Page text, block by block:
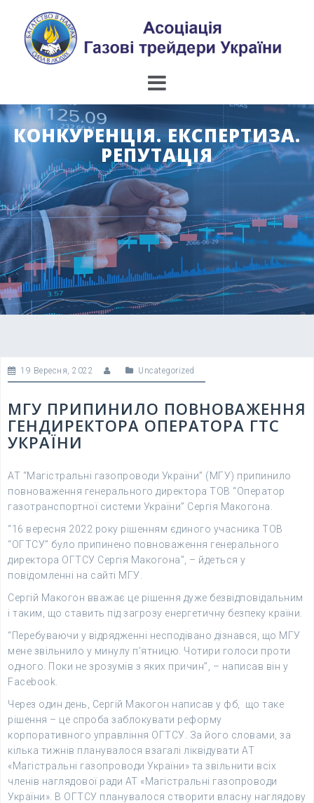
content
КОНКУРЕНЦІЯ. ЕКСПЕРТИЗА.
РЕПУТАЦІЯ
19 Вересня, 2022 Uncategorized
МГУ ПРИПИНИЛО ПОВНОВАЖЕННЯ
ГЕНДИРЕКТОРА ОПЕРАТОРА ГТС
УКРАЇНИ
АТ “Магістральні газопроводи України” (МГУ) припинило
повноваження генерального директора ТОВ “Оператор
газотранспортної системи України” Сергія Макогона.
“16 вересня 2022 року рішенням єдиного учасника ТОВ
“ОГТСУ” було припинено повноваження генерального
директора ОГТСУ Сергія Макогона”, – йдеться у
повідомленні на сайті МГУ.
Сергій Макогон вважає це рішення дуже безвідповідальним
і таким, що ставить під загрозу енергетичну безпеку країни.
“Перебуваючи у відрядженні несподівано дізнався, що МГУ
мене звільнило у минулу п’ятницю. Чотири голоси проти
одного. Поки не зрозумів з яких причин”, – написав він у
Facebook.
Через один день, Сергій Макогон написав у фб, що таке
рішення – це спроба заблокувати реформу
корпоративного управління ОГТСУ. За його словами, за
кілька тижнів планувалося взагалі ліквідувати АТ
«Магістральні газопроводи України» та звільнити всіх
членів наглядової ради АТ «Магістральні газопроводи
України». В ОГТСУ планувалося створити власну наглядову